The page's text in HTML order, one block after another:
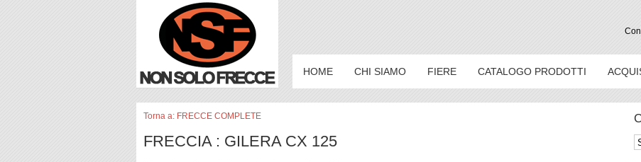
HOME CHI SIAMO FIERE CATALOGO PRODOTTI
Torna a: FRECCE COMPLETE
FRECCIA : GILERA CX 125